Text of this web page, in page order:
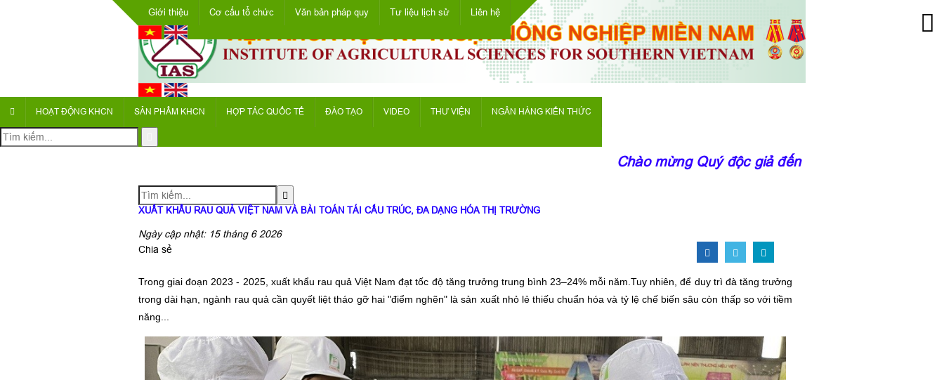
Giới thiệu Cơ cấu tổ chức Văn bản pháp quy Tư liệu lịch sử Liên hệ
HOẠT ĐỘNG KHCN SẢN PHẨM KHCN HỢP TÁC QUỐC TẾ ĐÀO TẠO VIDEO THƯ VIỆN NGÂN HÀNG KIẾN THỨC
Chào mừng Quý độc giả đến với trang thông tin của
XUẤT KHẨU RAU QUẢ VIỆT NAM VÀ BÀI TOÁN TÁI CẤU TRÚC, ĐA DẠNG HÓA THỊ TRƯỜNG
Ngày cập nhật: 15 tháng 6 2026
Chia sẻ
Trong giai đoạn 2023 - 2025, xuất khẩu rau quả Việt Nam đạt tốc độ tăng trưởng trung bình 23–24% mỗi năm.Tuy nhiên, để duy trì đà tăng trưởng
trong dài hạn, ngành rau quả cần quyết liệt tháo gỡ hai "điểm nghẽn" là sản xuất nhỏ lẻ thiếu chuẩn hóa và tỷ lệ chế biến sâu còn thấp so với tiềm
năng...